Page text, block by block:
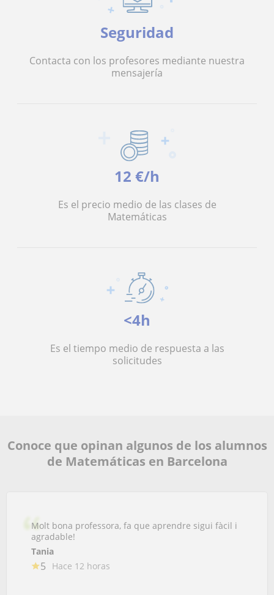
Seguridad
Contacta con los profesores mediante nuestra
mensajería
12 €/h
Es el precio medio de las clases de
Matemáticas
<4h
Es el tiempo medio de respuesta a las
solicitudes
Conoce que opinan algunos de los alumnos
de Matemáticas en Barcelona
Molt bona professora, fa que aprendre sigui fàcil i
agradable!
Tania
5 Hace 12 horas